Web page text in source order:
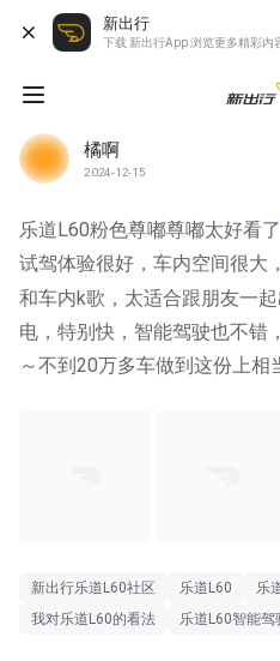
新出行
下载 新出行App 浏览更多精彩内
橘啊
2024-12-15
乐道L60粉色尊嘟尊嘟太好看了
试驾体验很好，车内空间很大
和车内k歌，太适合跟朋友一
电，特别快，智能驾驶也不错
～不到20万多车做到这份上相
新出行乐道L60社区 乐道L60 乐
我对乐道L60的看法
乐道L60智能驾